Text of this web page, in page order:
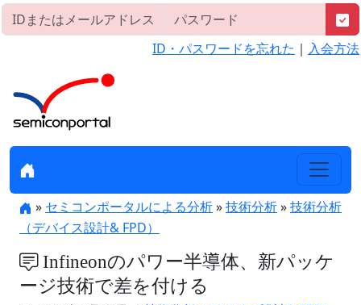
ID・パスワードを忘れた ｜ 入会方法
» セミコンポータルによる分析»技術分析»技術分析
（デバイス設計& FPD）
Infineonのパワー半導体、新パッケ
ージ技術で差を付ける